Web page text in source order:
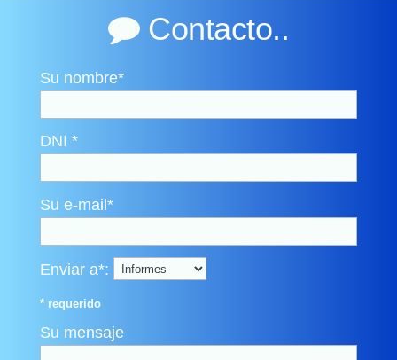
 Contacto..
Su nombre*
DNI *
Su e-mail*
Enviar a*:
* requerido
Su mensaje